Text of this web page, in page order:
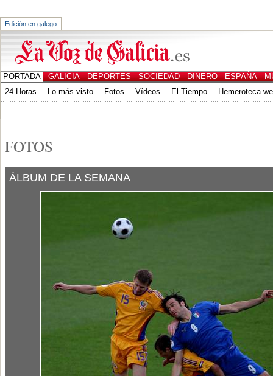
Edición en galego
PORTADA
24 Horas
Lo más visto Fotos Vídeos El Tiempo Hemeroteca
GALICIA DEPORTES SOCIEDAD DINERO ESPAÑA
FOTOS
ÁLBUM DE LA SEMANA